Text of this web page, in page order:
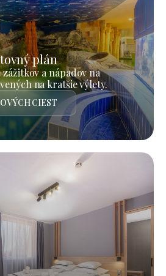
plán
zážitkov a nápadov na
na kratšie výlety.
CIEST